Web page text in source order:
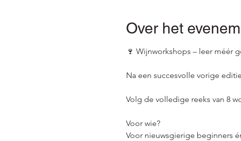
Over het
🍷 Wijnworkshops – leer méér
Na een succesvolle vorige
Volg de volledige reeks van 8
Voor wie?
Voor nieuwsgierige beginners